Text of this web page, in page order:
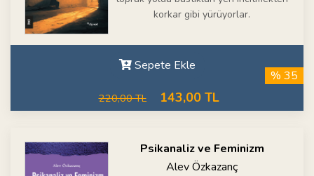
korkar gibi yürüyorlar.
Sepete Ekle
220,00 TL 143,00 TL
% 35
Psikanaliz ve Feminizm
Alev Özkazanç